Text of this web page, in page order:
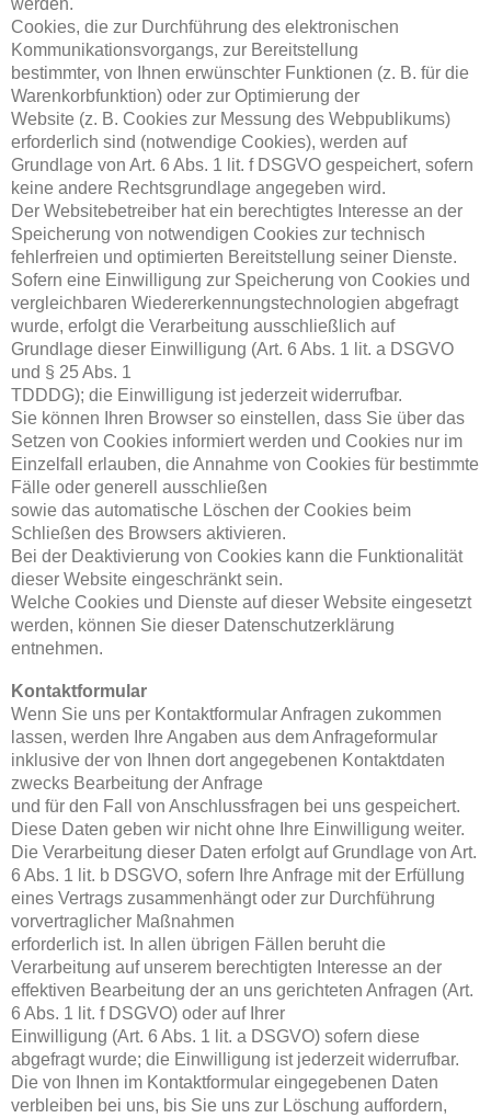
werden.
Cookies, die zur Durchführung des elektronischen
Kommunikationsvorgangs, zur Bereitstellung
bestimmter, von Ihnen erwünschter Funktionen (z. B. für die
Warenkorbfunktion) oder zur Optimierung der
Website (z. B. Cookies zur Messung des Webpublikums)
erforderlich sind (notwendige Cookies), werden auf
Grundlage von Art. 6 Abs. 1 lit. f DSGVO gespeichert, sofern
keine andere Rechtsgrundlage angegeben wird.
Der Websitebetreiber hat ein berechtigtes Interesse an der
Speicherung von notwendigen Cookies zur technisch
fehlerfreien und optimierten Bereitstellung seiner Dienste.
Sofern eine Einwilligung zur Speicherung von Cookies und
vergleichbaren Wiedererkennungstechnologien abgefragt
wurde, erfolgt die Verarbeitung ausschließlich auf
Grundlage dieser Einwilligung (Art. 6 Abs. 1 lit. a DSGVO
und § 25 Abs. 1
TDDDG); die Einwilligung ist jederzeit widerrufbar.
Sie können Ihren Browser so einstellen, dass Sie über das
Setzen von Cookies informiert werden und Cookies nur im
Einzelfall erlauben, die Annahme von Cookies für bestimmte
Fälle oder generell ausschließen
sowie das automatische Löschen der Cookies beim
Schließen des Browsers aktivieren.
Bei der Deaktivierung von Cookies kann die Funktionalität
dieser Website eingeschränkt sein.
Welche Cookies und Dienste auf dieser Website eingesetzt
werden, können Sie dieser Datenschutzerklärung
entnehmen.
Kontaktformular
Wenn Sie uns per Kontaktformular Anfragen zukommen
lassen, werden Ihre Angaben aus dem Anfrageformular
inklusive der von Ihnen dort angegebenen Kontaktdaten
zwecks Bearbeitung der Anfrage
und für den Fall von Anschlussfragen bei uns gespeichert.
Diese Daten geben wir nicht ohne Ihre Einwilligung weiter.
Die Verarbeitung dieser Daten erfolgt auf Grundlage von Art.
6 Abs. 1 lit. b DSGVO, sofern Ihre Anfrage mit der Erfüllung
eines Vertrags zusammenhängt oder zur Durchführung
vorvertraglicher Maßnahmen
erforderlich ist. In allen übrigen Fällen beruht die
Verarbeitung auf unserem berechtigten Interesse an der
effektiven Bearbeitung der an uns gerichteten Anfragen (Art.
6 Abs. 1 lit. f DSGVO) oder auf Ihrer
Einwilligung (Art. 6 Abs. 1 lit. a DSGVO) sofern diese
abgefragt wurde; die Einwilligung ist jederzeit widerrufbar.
Die von Ihnen im Kontaktformular eingegebenen Daten
verbleiben bei uns, bis Sie uns zur Löschung auffordern,